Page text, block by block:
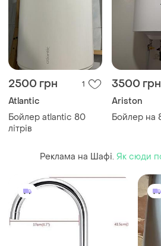
2500 грн 1
Atlantic
Бойлер atlantic 80
літрів
3500 грн
Ariston
Бойлер на
Реклама на Шафі. Як сюди